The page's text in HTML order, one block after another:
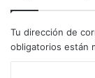
Tu dirección de
obligatorios están